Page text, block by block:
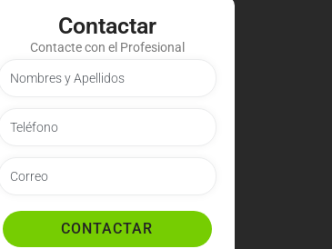
Contactar
Contacte con el Profesional
CONTACTAR